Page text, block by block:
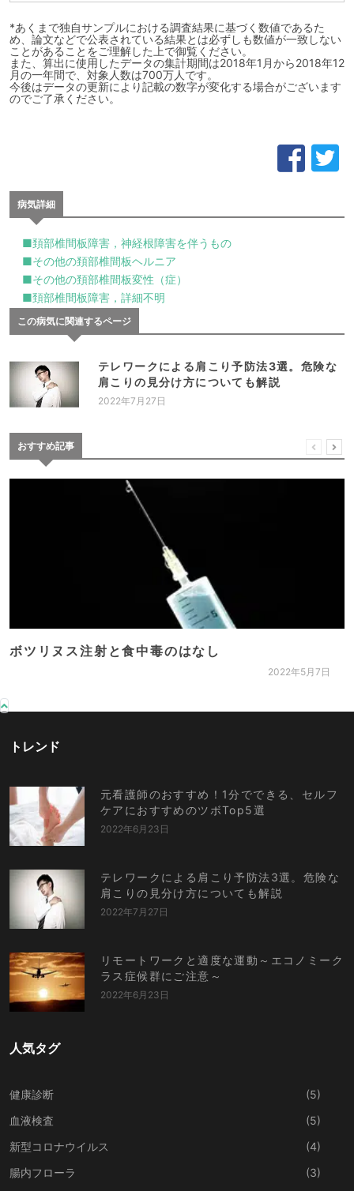
*あくまで独自サンプルにおける調査結果に基づく数値であるた
め、論文などで公表されている結果とは必ずしも数値が一致しない
ことがあることをご理解した上で御覧ください。
また、算出に使用したデータの集計期間は2018年1月から2018年12
月の一年間で、対象人数は700万人です。
今後はデータの更新により記載の数字が変化する場合がございます
のでご了承ください。
病気詳細
■頚部椎間板障害，神経根障害を伴うもの
■その他の頚部椎間板ヘルニア
■その他の頚部椎間板変性（症）
■頚部椎間板障害，詳細不明
この病気に関連するページ
テレワークによる肩こり予防法3選。危険な
肩こりの見分け方についても解説
2022年7月27日
おすすめ記事
ボツリヌス注射と食中毒のはなし
2022年5月7日
トレンド
元看護師のおすすめ！1分でできる、セルフ
ケアにおすすめのツボTop5選
2022年6月23日
テレワークによる肩こり予防法3選。危険な
肩こりの見分け方についても解説
2022年7月27日
リモートワークと適度な運動～エコノミーク
ラス症候群にご注意～
2022年6月23日
人気タグ
健康診断
(5)
血液検査
(5)
新型コロナウイルス
(4)
腸内フローラ
(3)